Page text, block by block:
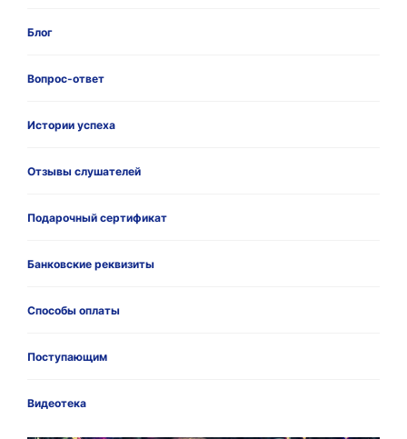
Блог
Вопрос-ответ
Истории успеха
Отзывы слушателей
Подарочный сертификат
Банковские реквизиты
Способы оплаты
Поступающим
Видеотека